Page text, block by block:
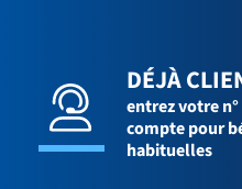
DÉJÀ
entrez votre
compte pour
habituelles